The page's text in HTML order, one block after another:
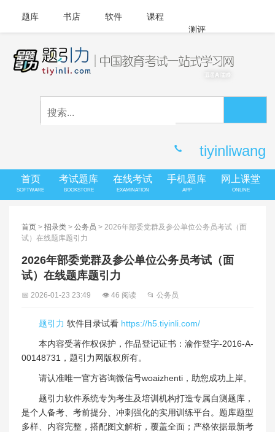
题库 书店 软件
课程
测评
APP下载
tiyinliwang
首页
SOFTWARE
考试题库
BOOKSTORE
在线考试
EXAMINATION
手机题库
APP
网上课堂
ONLINE
首页 > 招录类 > 公务员 > 2026年部委党群及参公单位公务员考试（面
试）在线题库题引力
2026年部委党群及参公单位公务员考试（面
试）在线题库题引力
📅 2026-01-23 23:49 👁 46 阅读 📂 公务员
题引力 软件目录试看 https://h5.tiyinli.com/
本内容受著作权保护，作品登记证书：渝作登字-2016-A-
00148731，题引力网版权所有。
请认准唯一官方咨询微信号woaizhenti，助您成功上岸。
题引力软件系统专为考生及培训机构打造专属自测题库，
是个人备考、考前提分、冲刺强化的实用训练平台。题库题型
多样、内容完整，搭配图文解析，覆盖全面；严格依据最新考